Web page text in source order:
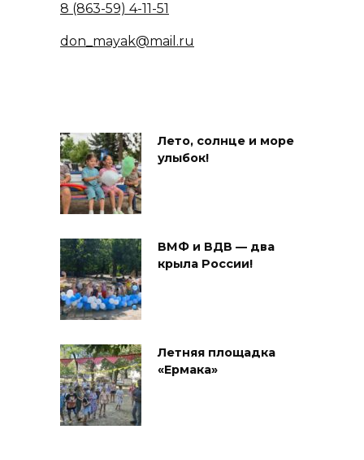
8 (863-59) 4-11-51
don_mayak@mail.ru
Лето, солнце и море
улыбок!
ВМФ и ВДВ — два
крыла России!
Летняя площадка
«Ермака»